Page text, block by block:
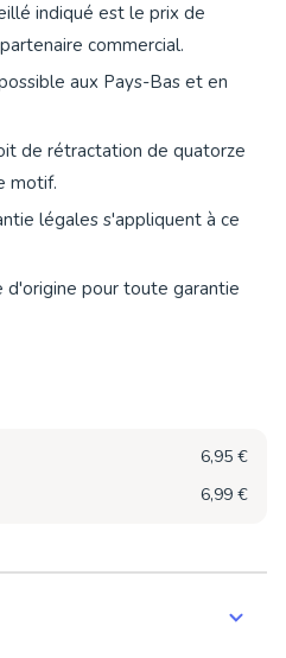
indiqué est le prix de
commercial.
aux Pays-Bas et en
de rétractation de quatorze
motif.
légales s'appliquent à ce
d'origine pour toute garantie
6,95 €
6,99 €